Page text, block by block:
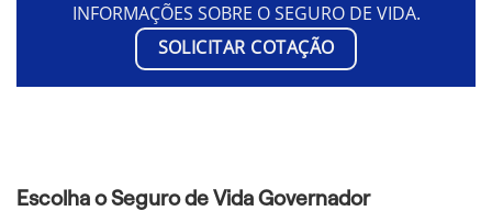
INFORMAÇÕES SOBRE O SEGURO DE VIDA.
SOLICITAR COTAÇÃO
Escolha o Seguro de Vida Governador